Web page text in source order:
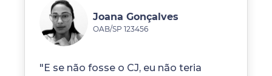
Joana Gonçalves
OAB/SP 123456
"E se não fosse o CJ, eu não teria